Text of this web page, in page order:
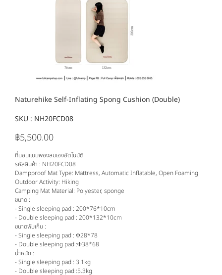
Naturehike Self-Inflating Spong Cushion (Double)
SKU : SKU
NH20FCD08
NH20FCD08
ราคา
฿5,500.00
ที่นอนแบบพองลมเองอัตโนมัติ
รหัสสินค้า : NH20FCD08
Dampproof Mat Type: Mattress, Automatic Inflatable, Open Foaming
Outdoor Activity: Hiking
Camping Mat Material: Polyester, sponge
ขนาด :
- Single sleeping pad : 200*76*10cm
- Double sleeping pad : 200*132*10cm
ขนาดพับเก็บ :
- Single sleeping pad : Φ28*78
- Double sleeping pad :Φ38*68
น้ำหนัก :
- Single sleeping pad : 3.1kg
- Double sleeping pad :5.3kg